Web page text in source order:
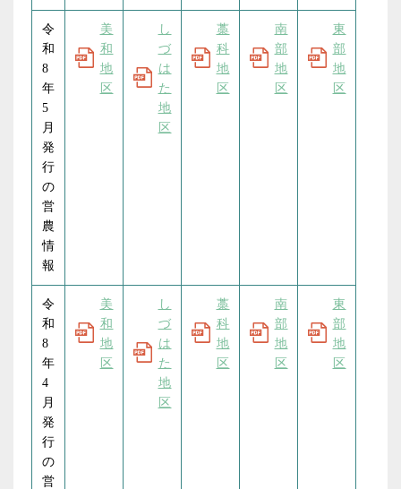
ソレイユくらぶ 瑞生園でミカン狩り
2025.09.11
トピックス 営農 青壮年部
大谷青壮年部 「じまん市米」初出荷
生育や気候に合わせた施肥管理を 水稲栽培研
究会 視察研修
トピックス 営農
手揉みは製茶の基本 静岡市手揉茶品評会
2025.07.22
第３０回柑橘共同選果場通常総会 開催
令
和
8
年
5
月
発
行
の
営
農
情
報
美
和
地
区
し
づ
は
た
地
区
藁
科
地
区
南
部
地
区
東
部
地
区
令
和
8
年
4
月
発
行
の
営
美
和
地
区
し
づ
は
た
地
区
藁
科
地
区
南
部
地
区
東
部
地
区